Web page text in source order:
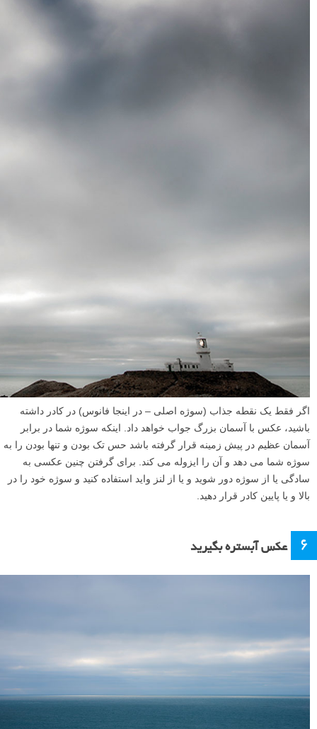
اگر فقط یک نقطه جذاب (سوژه اصلی – در اینجا فانوس) در کادر داشته
باشید، عکس با آسمان بزرگ جواب خواهد داد. اینکه سوژه شما در برابر
آسمان عظیم در پیش زمینه قرار گرفته باشد حس تک بودن و تنها بودن را به
سوژه شما می دهد و آن را ایزوله می کند. برای گرفتن چنین عکسی به
سادگی یا از سوژه دور شوید و یا از لنز واید استفاده کنید و سوژه خود را در
بالا و یا پایین کادر قرار دهید.
۶ عکس آبستره بگیرید